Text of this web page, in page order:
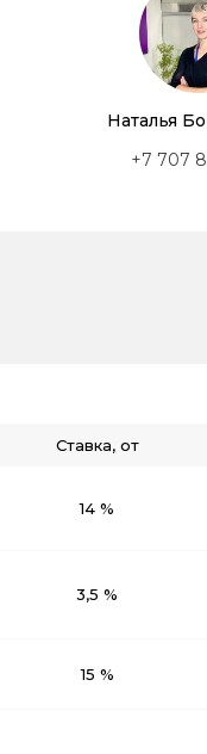
Наталья
+7 707
Ставка, от
14 %
3,5 %
15 %